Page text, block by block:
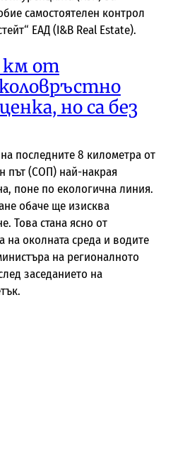
самостоятелен контрол
ЕАД (I&B Real Estate).
км от
но са без
последните 8 километра от
път (СОП) най-накрая
поне по екологична линия.
обаче ще изисква
Това стана ясно от
на околната среда и водите
на регионалното
заседанието на